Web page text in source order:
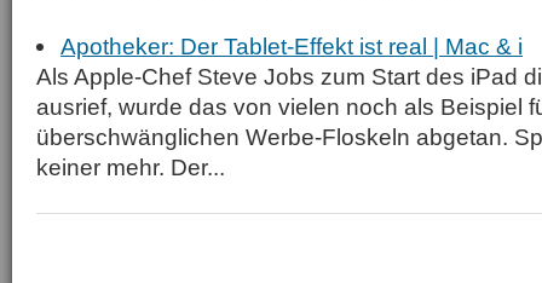
Apotheker: Der Tablet-Effekt ist real | Mac & i
Als Apple-Chef Steve Jobs zum Start des iPad
ausrief, wurde das von vielen noch als Beispiel
überschwänglichen Werbe-Floskeln abgetan.
keiner mehr. Der...